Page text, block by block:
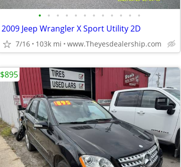
• • • • • • • • • • • •
2009 Jeep Wrangler X Sport Utility 2D
7/16 103k mi www.Theyesdealership.com
$895